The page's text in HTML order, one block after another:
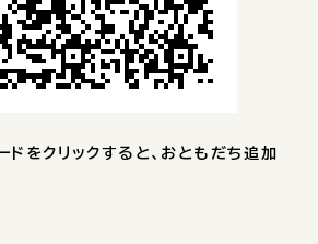
をクリックすると、おともだち追加